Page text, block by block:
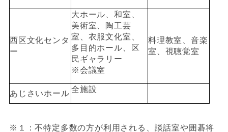
西区文化センタ
ー
大ホール、和室、
美術室、陶工芸
室、衣服文化室、
多目的ホール、区
民ギャラリー
※会議室
料理教室、音楽
室、視聴覚室
あじさいホール 全施設
※１：不特定多数の方が利用される、談話室や囲碁将